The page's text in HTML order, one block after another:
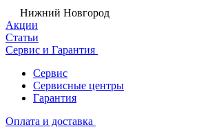
Нижний Новгород
Акции
Статьи
Сервис и Гарантия
Сервис
Сервисные центры
Гарантия
Оплата и доставка